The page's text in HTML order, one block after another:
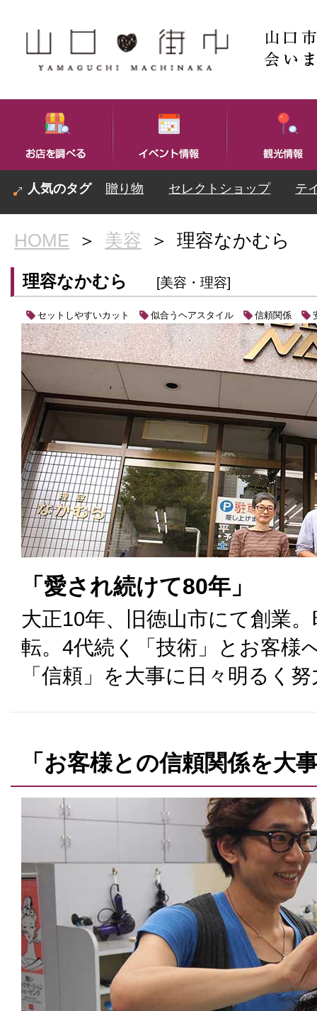
贈り物 セレクトショップ テ
HOME ＞ 美容 ＞ 理容なかむら
理容なかむら [美容・理容]
セットしやすいカット 似合うヘアスタイル 信頼関係
「愛され続けて80年」
大正10年、旧徳山市にて創業
転。4代続く「技術」とお客様
「信頼」を大事に日々明るく
「お客様との信頼関係を大